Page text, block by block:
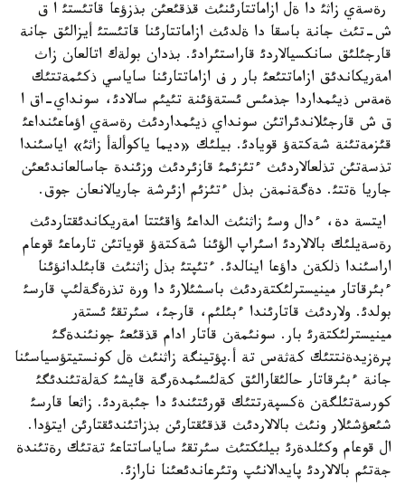
رةسةي زاثئ دا ةل ازاماتتارئنئث قذقئعئن بذزؤعا قاتئستئ ا ق
ش-تئث جانة باسقا دا ةلدئث ازاماتتارئنا قاتئستئ أيزالئق جانة
قارجئلئق سانكسيالاردئ قاراستئرادئ. بذدان بولةك اتالعان زاث
امةريكاندئق ازاماتتئعئ بار ر ف ازاماتتارئنا ساياسي ذكئمةتتئك
ةمةس ذيئمداردا جذمئس ئستةؤئنة تئيئم سالادئ، سونداي-اق ا
ق ش قارجئلاندئراتئن سونداي ذيئمداردئث رةسةي اؤماعئنداعئ
قئزمةتئنة شةكتةؤ قويادئ. بيلئك «ديما ياكوألةأ زاثئ» اياسئندا
تذسةتئن تذلعالاردئث ءتئزئمئ قازئردئث وزئندة جاسالعاندئعئن
جاريا ةتتئ. دةگةنمةن بذل ءتئزئم ازئرشة جاريالانعان جوق.
ايتسة دة، ءدال وسئ زاثنئث الداعئ ؤاقئتتا امةريكاندئقتاردئث
رةسةيلئك بالالاردئ اسئراپ الؤئنا شةكتةؤ قوياتئن تارماعئ قوعام
اراسئندا ذلكةن داؤعا اينالدئ. ءتئپتئ بذل زاثنئث قابئلدانؤئنا
ءبئرقاتار مينيسترلئكتةردئث باسشئلارئ دا ورة تذرةگةلئپ قارسئ
بولدئ. ولاردئث قاتارئندا ءبئلئم، قارجئ، سئرتقئ ئستةر
مينيسترلئكتةرئ بار. سونئمةن قاتار ادام قذقئعئ جونئندةگئ
پرةزيدةنتتئك كةثةس تة أ.پؤتينگة زاثنئث ةل كونستيتؤسياسئنا
جانة ءبئرقاتار حالئقارالئق كةلئسئمدةرگة قايشئ كةلةتئندئگئ
كورسةتئلگةن ةكسپةرتتئك قورئتئندئ دا جئبةردئ. زاثعا قارسئ
شئعؤشئلار ونئث بالالاردئث قذقئقتارئن بذزاتئندئقتارئن ايتؤدا.
ال قوعام وكئلدةرئ بيلئكتئث سئرتقئ ساياساتتاعئ تةتئك رةتئندة
جةتئم بالالاردئ پايدالانئپ وتئرعاندئعئنا نارازئ.